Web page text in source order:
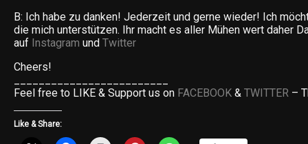
B: Ich habe zu danken! Jederzeit und gerne wieder! Ich
die mich unterstützen. Ihr macht es aller Mühen wert daher
auf Instagram und Twitter
Cheers!
Feel free to LIKE & Support us on FACEBOOK & TWITTER –
Like & Share: